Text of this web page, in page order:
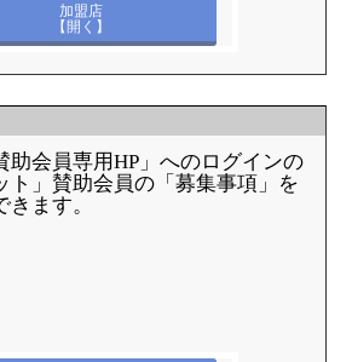
加盟店
【開く】
助会員専用HP」へのログインの
ト」賛助会員の「募集事項」を
ます。